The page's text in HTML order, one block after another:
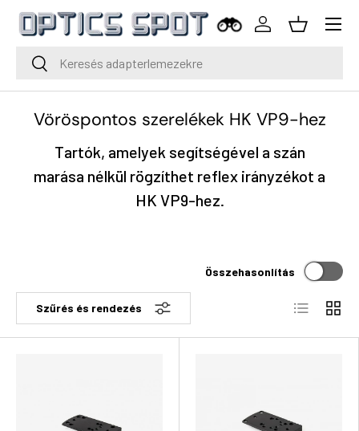
Ugrás a tartalomra
Keresés
Keresés
Bejelentkezés
Kosár
Menü
Vöröspontos szerelékek HK VP9-hez
Tartók, amelyek segítségével a szán
marása nélkül rögzíthet reflex irányzékot a
HK VP9-hez.
Szűrés és rendezés
Összehasonlítás
Lista Rács